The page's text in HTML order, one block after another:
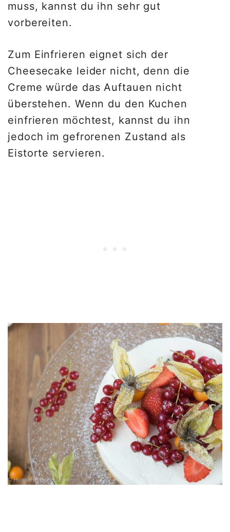
muss, kannst du ihn sehr gut
vorbereiten.
Zum Einfrieren eignet sich der
Cheesecake leider nicht, denn die
Creme würde das Auftauen nicht
überstehen. Wenn du den Kuchen
einfrieren möchtest, kannst du ihn
jedoch im gefrorenen Zustand als
Eistorte servieren.